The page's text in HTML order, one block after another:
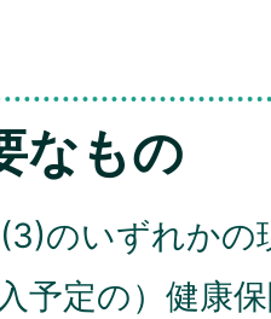
なもの
のいずれかの
予定の）健康